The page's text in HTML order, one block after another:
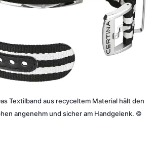
Textilband aus recyceltem Material hält den
angenehm und sicher am Handgelenk. ©